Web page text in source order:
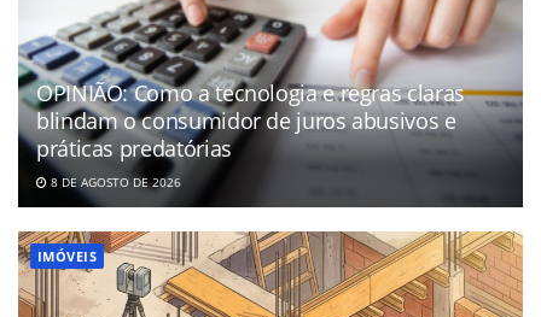
OPINIÃO: Como a tecnologia e regras claras
blindam o consumidor de juros abusivos e
práticas predatórias
8 DE AGOSTO DE 2026
IMÓVEIS